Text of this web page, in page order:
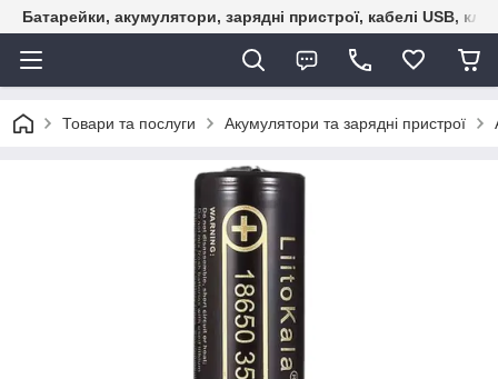
Батарейки, акумулятори, зарядні пристрої, кабелі USB,
Товари та послуги Акумулятори та зарядні пристрої